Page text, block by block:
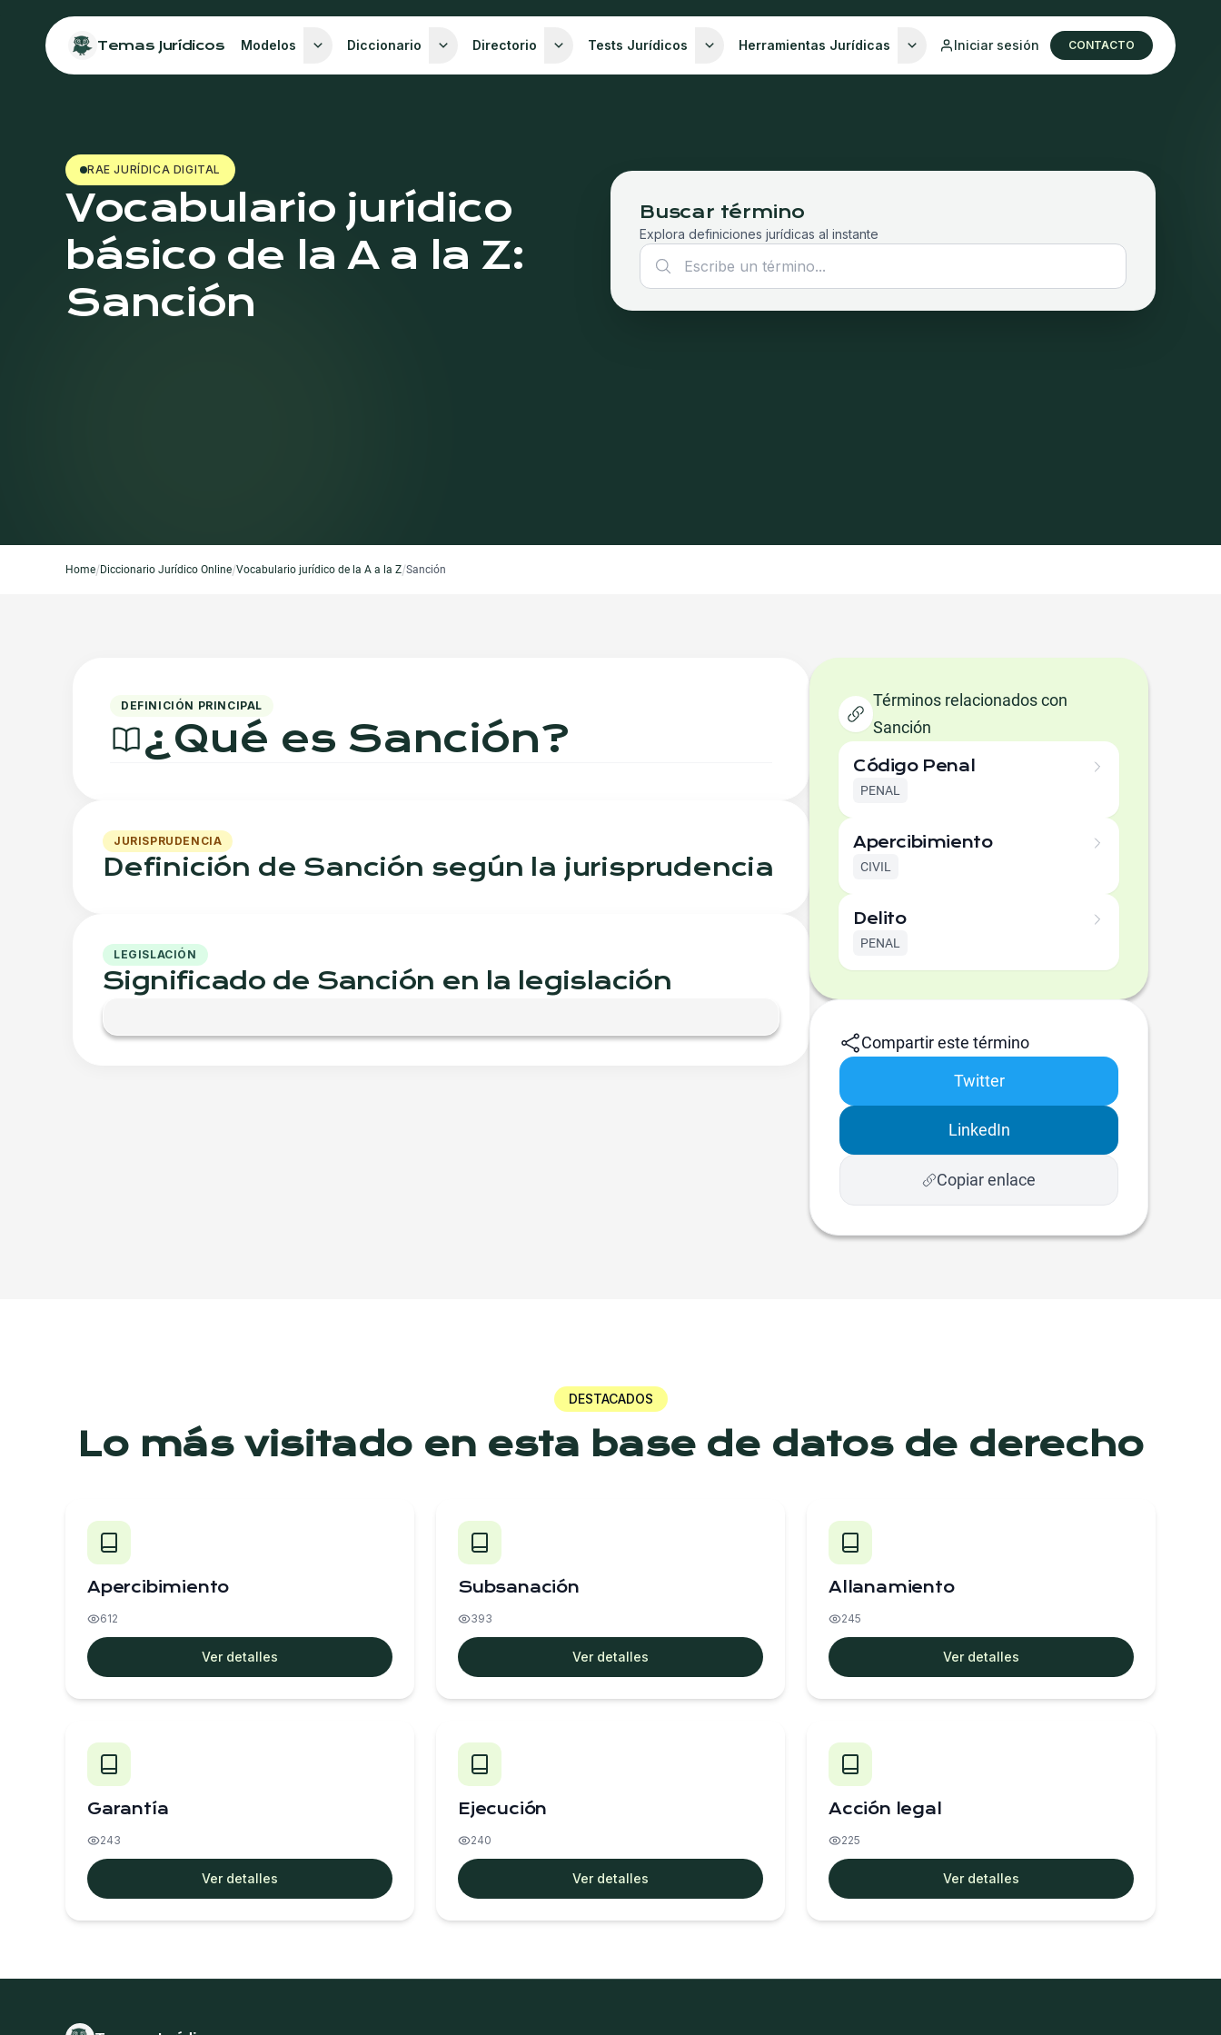
Temas Jurídicos Modelos Diccionario Directorio Tests Jurídicos Herramientas Jurídicas Iniciar sesión CONTACTO
RAE JURÍDICA DIGITAL
Vocabulario jurídico
básico de la A a la Z:
Sanción
Buscar término
Explora definiciones jurídicas al instante
Home/Diccionario Jurídico Online/Vocabulario jurídico de la A a la Z/Sanción
DEFINICIÓN PRINCIPAL
¿Qué es Sanción?
JURISPRUDENCIA
Definición de Sanción según la jurisprudencia
LEGISLACIÓN
Significado de Sanción en la legislación
Términos relacionados con
Sanción
Código Penal
PENAL
Apercibimiento
CIVIL
Delito
PENAL
Compartir este término
Twitter
LinkedIn
Copiar enlace
DESTACADOS
Lo más visitado en esta base de datos de derecho
Apercibimiento
612
Ver detalles
Subsanación
393
Ver detalles
Allanamiento
245
Ver detalles
Garantía
243
Ver detalles
Ejecución
240
Ver detalles
Acción legal
225
Ver detalles